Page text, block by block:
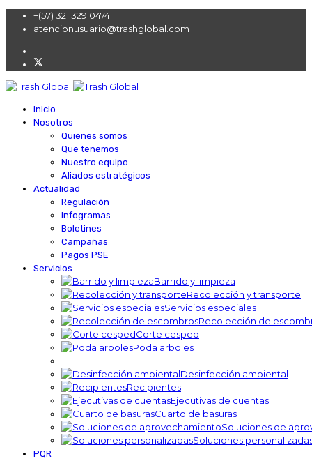
+(57) 321 329 0474
atencionusuario@trashglobal.com
Inicio
Nosotros
Quienes somos
Que tenemos
Nuestro equipo
Aliados estratégicos
Actualidad
Regulación
Infogramas
Boletines
Campañas
Pagos PSE
Servicios
Barrido y limpieza
Recolección y transporte
Servicios especiales
Recolección de
Corte cesped
Poda arboles
Desinfección ambiental
Recipientes
Ejecutivas de cuentas
Cuarto de basuras
Soluciones de
Soluciones
PQR